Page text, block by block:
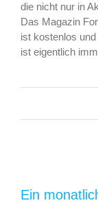
die nicht nur in
Das Magazin
ist kostenlos
ist eigentlich
Ein